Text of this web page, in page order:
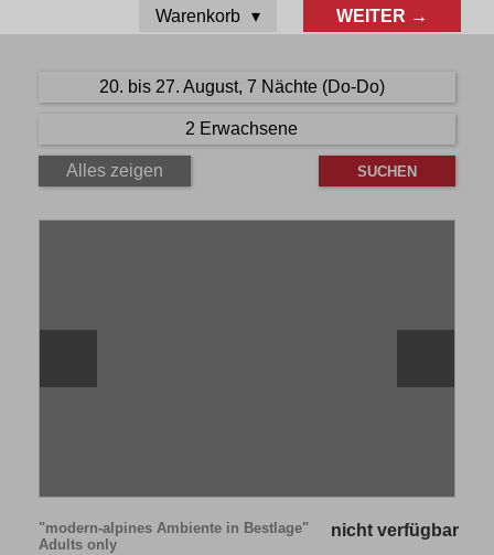
Warenkorb WEITER →
20. bis 27. August, 7 Nächte (Do-Do)
2 Erwachsene
Alles zeigen
"modern-alpines Ambiente in Bestlage"
Adults only
nicht verfügbar